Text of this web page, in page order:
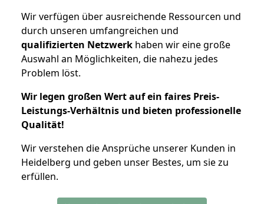
Wir verfügen über ausreichende Ressourcen und
durch unseren umfangreichen und
qualifizierten Netzwerk haben wir eine große
Auswahl an Möglichkeiten, die nahezu jedes
Problem löst.
Wir legen großen Wert auf ein faires Preis-
Leistungs-Verhältnis und bieten professionelle
Qualität!
Wir verstehen die Ansprüche unserer Kunden in
Heidelberg und geben unser Bestes, um sie zu
erfüllen.